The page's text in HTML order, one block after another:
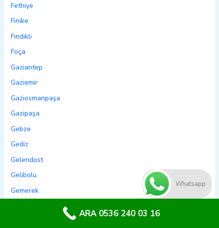
Fethiye
Finike
Fındıklı
Foça
Gaziantep
Gaziemir
Gaziosmanpaşa
Gazipaşa
Gebze
Gediz
Gelendost
Gelibolu
Gemerek
Whatsapp
ARA 0536 240 03 16